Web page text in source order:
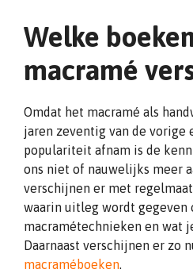
Welke
macramé
Omdat het macramé als
jaren zeventig van de vorige
populariteit afnam is de
ons niet of nauwelijks meer
verschijnen er met
waarin uitleg wordt gegeven
macramétechnieken en wat
Daarnaast verschijnen er zo
macraméboeken.